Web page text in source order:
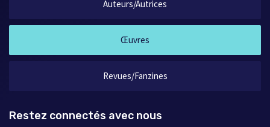
Auteurs/Autrices
Œuvres
Revues/Fanzines
Restez connectés avec nous